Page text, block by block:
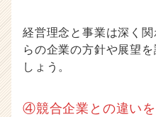
経営理念と事業は深く
らの企業の方針や展望
しょう。
④競合企業との違い